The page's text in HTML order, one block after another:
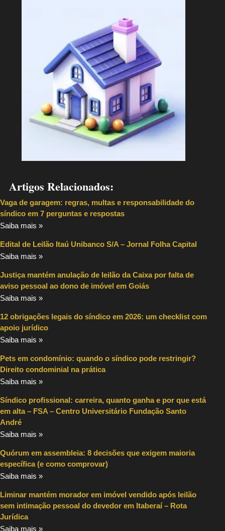
Artigos Relacionados:
Vaga de garagem: regras, multas e responsabilidade do
síndico em 7 perguntas e respostas
Saiba mais »
Edital de Leilão Itaú Unibanco S/A – Jornal Folha Capital
Saiba mais »
Justiça mantém anulação de leilão da Caixa por falta de
aviso pessoal ao dono de imóvel em Goiás
Saiba mais »
12 obrigações legais do síndico em 2026: um checklist com
apoio jurídico
Saiba mais »
Pets em condomínio: quando o síndico pode restringir?
Direito condominial na prática
Saiba mais »
Síndico profissional: carreira, quanto ganha e por que está
em alta – FSA – Centro Universitário Fundação Santo
André
Saiba mais »
Quórum em assembleia: 8 decisões que exigem maioria
específica (e como comprovar)
Saiba mais »
Liminar mantém morador em imóvel vendido após leilão
sem intimação pessoal do devedor em Itaberaí – Rota
Jurídica
Saiba mais »